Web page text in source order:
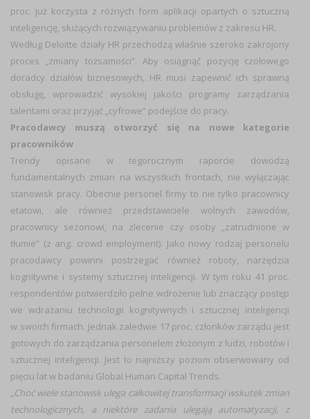
proc. już korzysta z różnych form aplikacji opartych o sztuczną
inteligencję, służących rozwiązywaniu problemów z zakresu HR.
Według Deloitte działy HR przechodzą właśnie szeroko zakrojony
proces „zmiany tożsamości”. Aby osiągnąć pozycję czołowego
doradcy działów biznesowych, HR musi zapewnić ich sprawną
obsługę, wprowadzić wysokiej jakości programy zarządzania
talentami oraz przyjąć „cyfrowe” podejście do pracy.
Pracodawcy muszą otworzyć się na nowe kategorie
pracowników
Trendy opisane w tegorocznym raporcie dowodzą
fundamentalnych zmian na wszystkich frontach, nie wyłączając
stanowisk pracy. Obecnie personel firmy to nie tylko pracownicy
etatowi, ale również przedstawiciele wolnych zawodów,
pracownicy sezonowi, na zlecenie czy osoby „zatrudnione w
tłumie” (z ang. crowd employment). Jako nowy rodzaj personelu
pracodawcy powinni postrzegać również roboty, narzędzia
kognitywne i systemy sztucznej inteligencji. W tym roku 41 proc.
respondentów potwierdziło pełne wdrożenie lub znaczący postęp
we wdrażaniu technologii kognitywnych i sztucznej inteligencji
w swoich firmach. Jednak zaledwie 17 proc. członków zarządu jest
gotowych do zarządzania personelem złożonym z ludzi, robotów i
sztucznej inteligencji. Jest to najniższy poziom obserwowany od
pięciu lat w badaniu Global Human Capital Trends.
„Choć wiele stanowisk ulega całkowitej transformacji wskutek zmian
technologicznych, a niektóre zadania ulegają automatyzacji, z